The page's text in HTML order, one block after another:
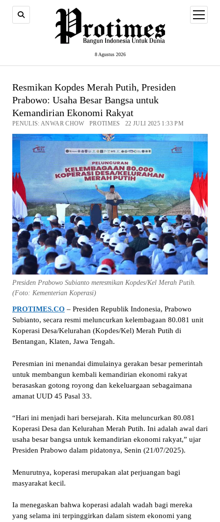
8 Agustus 2026
open
menu
Resmikan Kopdes Merah Putih, Presiden
Prabowo: Usaha Besar Bangsa untuk
Kemandirian Ekonomi Rakyat
PENULIS: ANWAR CHOW PROTIMES 22 JULI 2025 1:33 PM
Presiden Prabowo Subianto meresmikan Kopdes/Kel Merah Putih.
(Foto: Kementerian Koperasi)
PROTIMES.CO – Presiden Republik Indonesia, Prabowo
Subianto, secara resmi meluncurkan kelembagaan 80.081 unit
Koperasi Desa/Kelurahan (Kopdes/Kel) Merah Putih di
Bentangan, Klaten, Jawa Tengah.
Peresmian ini menandai dimulainya gerakan besar pemerintah
untuk membangun kembali kemandirian ekonomi rakyat
berasaskan gotong royong dan kekeluargaan sebagaimana
amanat UUD 45 Pasal 33.
“Hari ini menjadi hari bersejarah. Kita meluncurkan 80.081
Koperasi Desa dan Kelurahan Merah Putih. Ini adalah awal dari
usaha besar bangsa untuk kemandirian ekonomi rakyat,” ujar
Presiden Prabowo dalam pidatonya, Senin (21/07/2025).
Menurutnya, koperasi merupakan alat perjuangan bagi
masyarakat kecil.
Ia menegaskan bahwa koperasi adalah wadah bagi mereka
yang selama ini terpinggirkan dalam sistem ekonomi yang